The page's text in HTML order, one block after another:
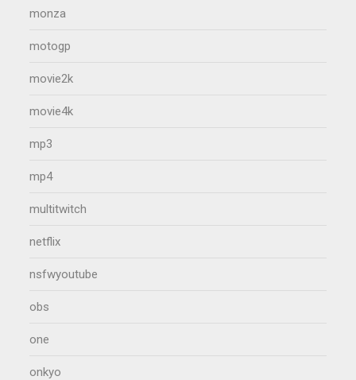
monza
motogp
movie2k
movie4k
mp3
mp4
multitwitch
netflix
nsfwyoutube
obs
one
onkyo